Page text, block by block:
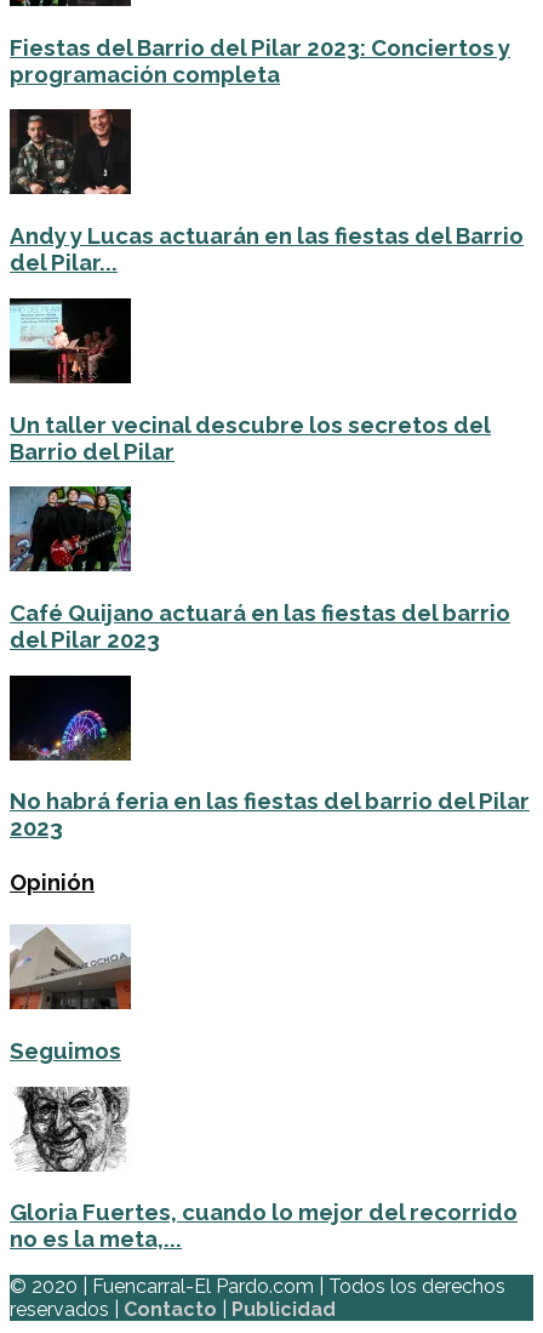
Fiestas del Barrio del Pilar 2023: Conciertos y
programación completa
Andy y Lucas actuarán en las fiestas del Barrio
del Pilar...
Un taller vecinal descubre los secretos del
Barrio del Pilar
Café Quijano actuará en las fiestas del barrio
del Pilar 2023
No habrá feria en las fiestas del barrio del Pilar
2023
Opinión
Seguimos
Gloria Fuertes, cuando lo mejor del recorrido
no es la meta,...
© 2020 | Fuencarral-El Pardo.com | Todos los derechos
reservados | Contacto Publicidad